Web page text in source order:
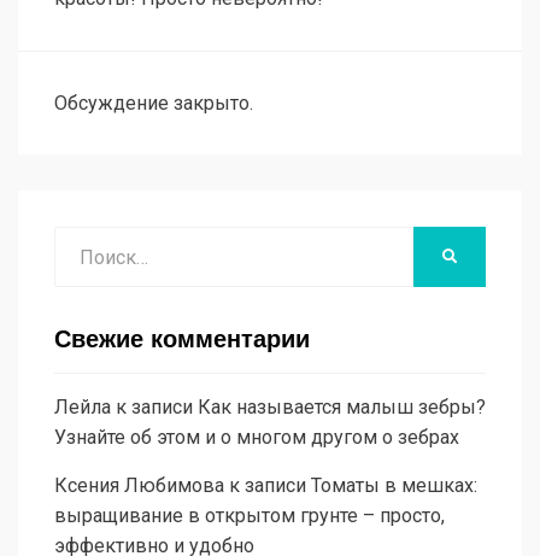
Обсуждение закрыто.
Свежие комментарии
Лейла к записи Как называется малыш зебры?
Узнайте об этом и о многом другом о зебрах
Ксения Любимова к записи Томаты в мешках:
выращивание в открытом грунте – просто,
эффективно и удобно